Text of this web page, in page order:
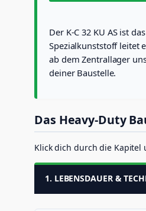
Der K-C 32 KU AS ist
Spezialkunststoff leitet
ab dem Zentrallager
deiner Baustelle.
Das Heavy-Duty
Klick dich durch die Kapitel
1. LEBENSDAUER &